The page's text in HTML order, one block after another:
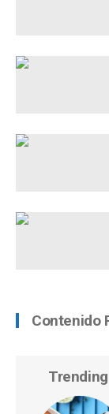
Contenido
Trending